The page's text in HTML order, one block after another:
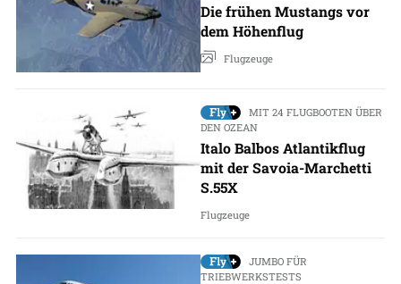
Die frühen Mustangs vor
dem Höhenflug
Flugzeuge
MIT 24 FLUGBOOTEN ÜBER
DEN OZEAN
Italo Balbos Atlantikflug
mit der Savoia-Marchetti
S.55X
Flugzeuge
JUMBO FÜR
TRIEBWERKSTESTS